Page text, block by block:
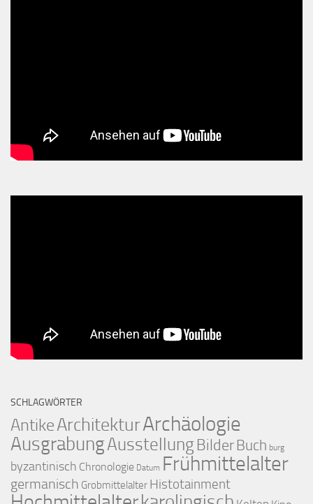
SCHLAGWÖRTER
AntikeArchitekturArchäologie
AusgrabungAusstellungBilder Buch burg
byzantinisch Chronologie Datum Frühmittelalter
germanisch Grobmittelalter Histotainment